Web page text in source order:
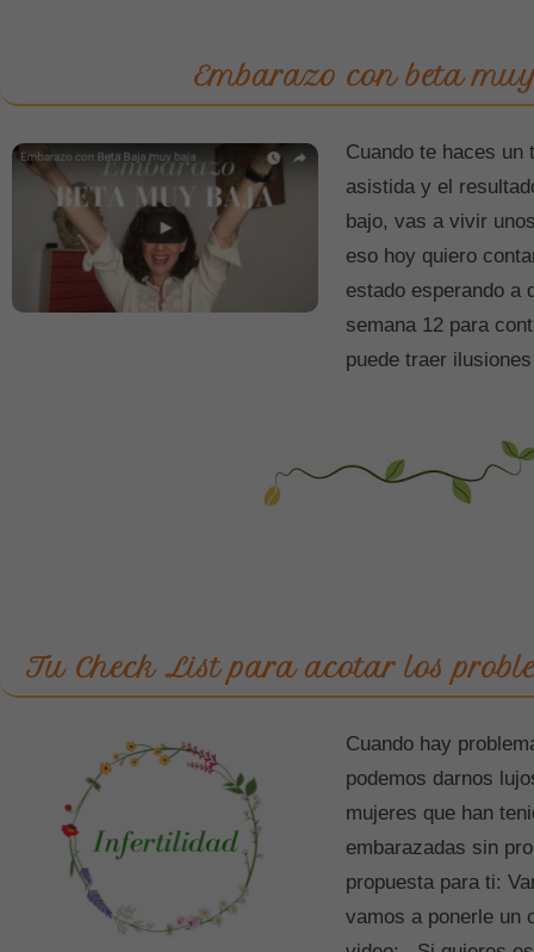
Embarazo con beta
Cuando te haces un
asistida y el
bajo, vas a vivir
eso hoy quiero
estado esperando a
semana 12 para
puede traer
Tu Check List para acotar los
Cuando hay
podemos darnos
mujeres que han
embarazadas sin
propuesta para ti:
vamos a ponerle